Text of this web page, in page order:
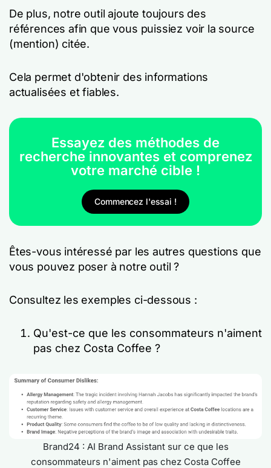
De plus, notre outil ajoute toujours des
références afin que vous puissiez voir la source
(mention) citée.
Cela permet d'obtenir des informations
actualisées et fiables.
Essayez des méthodes de
recherche innovantes et comprenez
votre marché cible !
Commencez l'essai !
Êtes-vous intéressé par les autres questions que
vous pouvez poser à notre outil ?
Consultez les exemples ci-dessous :
Qu'est-ce que les consommateurs n'aiment
pas chez Costa Coffee ?
Brand24 : AI Brand Assistant sur ce que les
consommateurs n'aiment pas chez Costa Coffee